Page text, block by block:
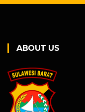
ABOUT US